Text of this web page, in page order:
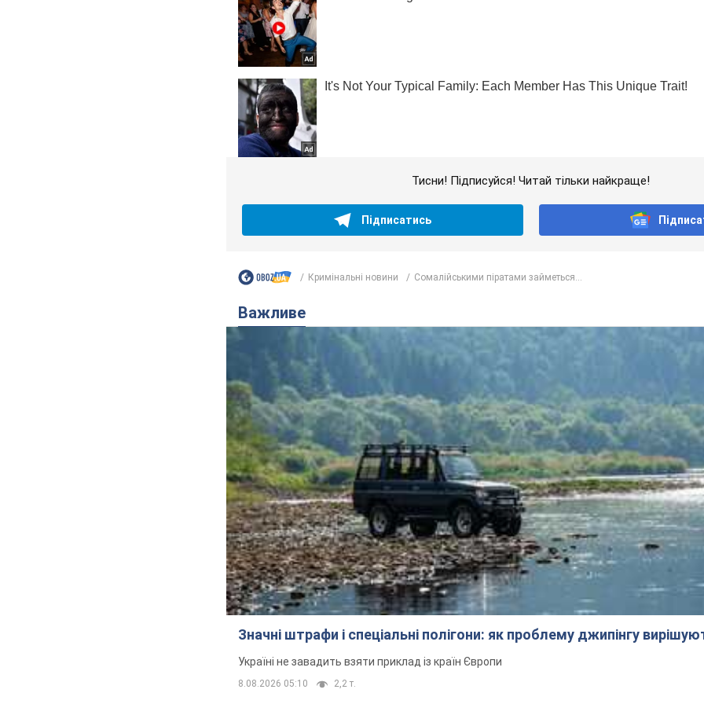
Тисни! Підписуйся! Читай тільки найкраще!
Підписатись
Кримінальні новини Сомалійськими піратами займеться...
Важливе
Значні штрафи і спеціальні полігони: як проблему джипінгу
Україні не завадить взяти приклад із країн Європи
8.08.2026 05:10 2,2 т.